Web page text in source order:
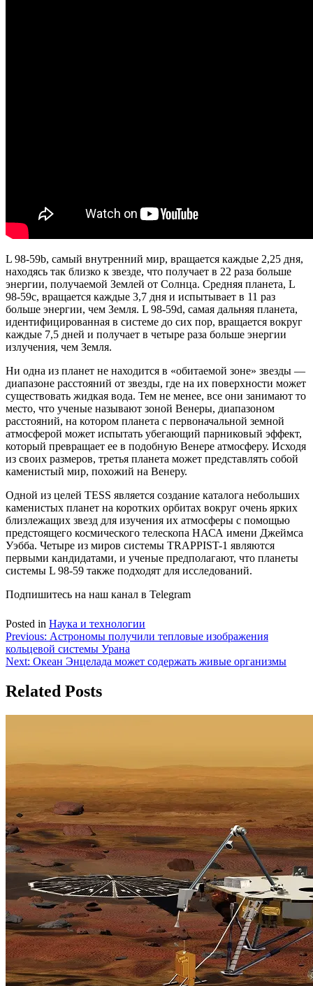
L 98-59b, самый внутренний мир, вращается каждые 2,25 дня,
находясь так близко к звезде, что получает в 22 раза больше
энергии, получаемой Землей от Солнца. Средняя планета, L
98-59c, вращается каждые 3,7 дня и испытывает в 11 раз
больше энергии, чем Земля. L 98-59d, самая дальняя планета,
идентифицированная в системе до сих пор, вращается вокруг
каждые 7,5 дней и получает в четыре раза больше энергии
излучения, чем Земля.
Ни одна из планет не находится в «обитаемой зоне» звезды —
диапазоне расстояний от звезды, где на их поверхности может
существовать жидкая вода. Тем не менее, все они занимают то
место, что ученые называют зоной Венеры, диапазоном
расстояний, на котором планета с первоначальной земной
атмосферой может испытать убегающий парниковый эффект,
который превращает ее в подобную Венере атмосферу. Исходя
из своих размеров, третья планета может представлять собой
каменистый мир, похожий на Венеру.
Одной из целей TESS является создание каталога небольших
каменистых планет на коротких орбитах вокруг очень ярких
близлежащих звезд для изучения их атмосферы с помощью
предстоящего космического телескопа НАСА имени Джеймса
Уэбба. Четыре из миров системы TRAPPIST-1 являются
первыми кандидатами, и ученые предполагают, что планеты
системы L 98-59 также подходят для исследований.
Подпишитесь на наш канал в Telegram
Posted in Наука и технологии
Навигация
по
Previous: Астрономы получили тепловые изображения
кольцевой системы Урана
Next: Океан Энцелада может содержать живые организмы
Related Posts